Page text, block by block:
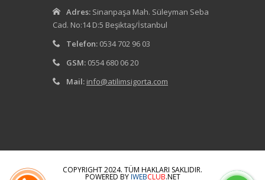
Adres: Sinanpaşa Mah. Süleyman Seba
Cad. No:14 D:5 Beşiktaş/İstanbul
Telefon: 0534 702 96 03
GSM: 0554 680 06 20
Mail: info@atilimsigorta.com
COPYRIGHT 2024. TÜM HAKLARI SAKLIDIR.
POWERED BYIWEBCLUB.NET